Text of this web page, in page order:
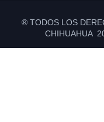
® TODOS LOS
CHIHUAHUA